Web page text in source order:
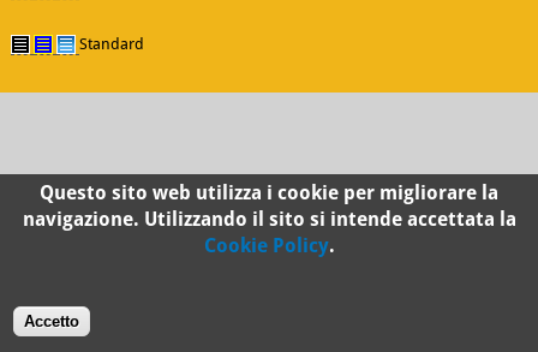
Standard
Questo sito web utilizza i cookie per migliorare la
navigazione. Utilizzando il sito si intende accettata la
Cookie Policy.
Accetto